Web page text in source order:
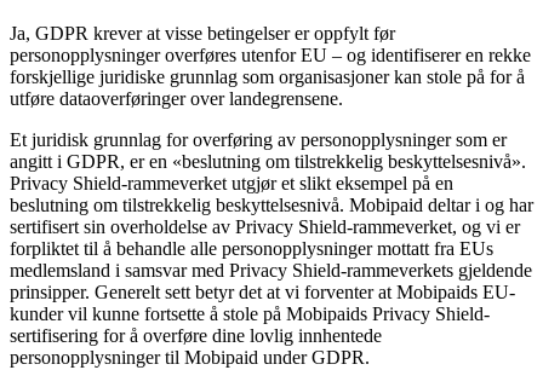
Ja, GDPR krever at visse betingelser er oppfylt før
personopplysninger overføres utenfor EU – og identifiserer en rekke
forskjellige juridiske grunnlag som organisasjoner kan stole på for å
utføre dataoverføringer over landegrensene.
Et juridisk grunnlag for overføring av personopplysninger som er
angitt i GDPR, er en «beslutning om tilstrekkelig beskyttelsesnivå».
Privacy Shield-rammeverket utgjør et slikt eksempel på en
beslutning om tilstrekkelig beskyttelsesnivå. Mobipaid deltar i og har
sertifisert sin overholdelse av Privacy Shield-rammeverket, og vi er
forpliktet til å behandle alle personopplysninger mottatt fra EUs
medlemsland i samsvar med Privacy Shield-rammeverkets gjeldende
prinsipper. Generelt sett betyr det at vi forventer at Mobipaids EU-
kunder vil kunne fortsette å stole på Mobipaids Privacy Shield-
sertifisering for å overføre dine lovlig innhentede
personopplysninger til Mobipaid under GDPR.